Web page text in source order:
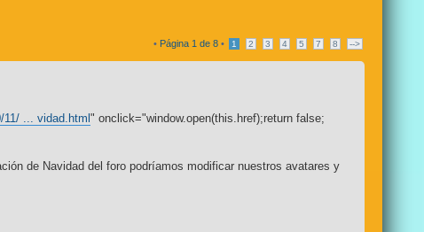
• Página 1 de 8• 1 2 3 4 5 7 8 -->
11/ ... vidad.html" onclick="window.open(this.href);return false;
de Navidad del foro podríamos modificar nuestros avatares y